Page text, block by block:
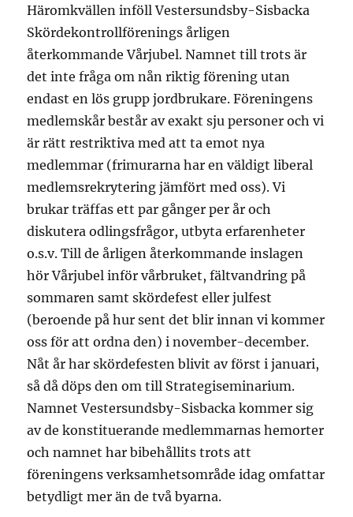
Häromkvällen inföll Vestersundsby-Sisbacka
Skördekontrollförenings årligen
återkommande Vårjubel. Namnet till trots är
det inte fråga om nån riktig förening utan
endast en lös grupp jordbrukare. Föreningens
medlemskår består av exakt sju personer och vi
är rätt restriktiva med att ta emot nya
medlemmar (frimurarna har en väldigt liberal
medlemsrekrytering jämfört med oss). Vi
brukar träffas ett par gånger per år och
diskutera odlingsfrågor, utbyta erfarenheter
o.s.v. Till de årligen återkommande inslagen
hör Vårjubel inför vårbruket, fältvandring på
sommaren samt skördefest eller julfest
(beroende på hur sent det blir innan vi kommer
oss för att ordna den) i november-december.
Nåt år har skördefesten blivit av först i januari,
så då döps den om till Strategiseminarium.
Namnet Vestersundsby-Sisbacka kommer sig
av de konstituerande medlemmarnas hemorter
och namnet har bibehållits trots att
föreningens verksamhetsområde idag omfattar
betydligt mer än de två byarna.